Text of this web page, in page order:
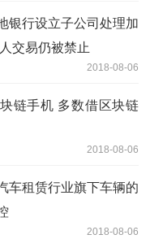
银行设立子公司处理加
交易仍被禁止
2018-08-06
链手机 多数借区块链
2018-08-06
车租赁行业旗下车辆的
2018-08-06